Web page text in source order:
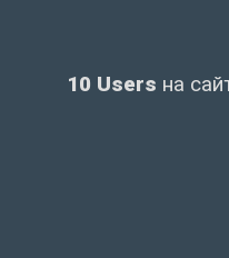
10 Users на